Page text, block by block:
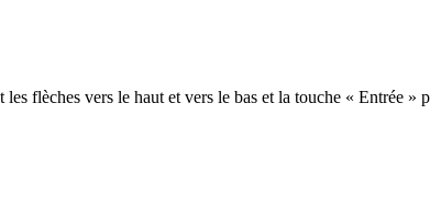
flèches vers le haut et vers le bas et la touche « Entrée »